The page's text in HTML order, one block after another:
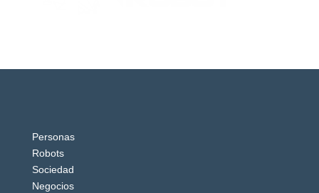
Personas
Robots
Sociedad
Negocios